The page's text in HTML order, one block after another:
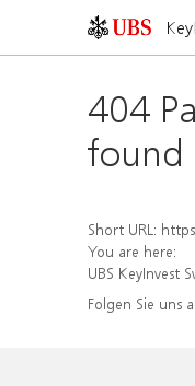
404
found
Short URL: https://
You are here:
UBS KeyInvest
Folgen Sie uns